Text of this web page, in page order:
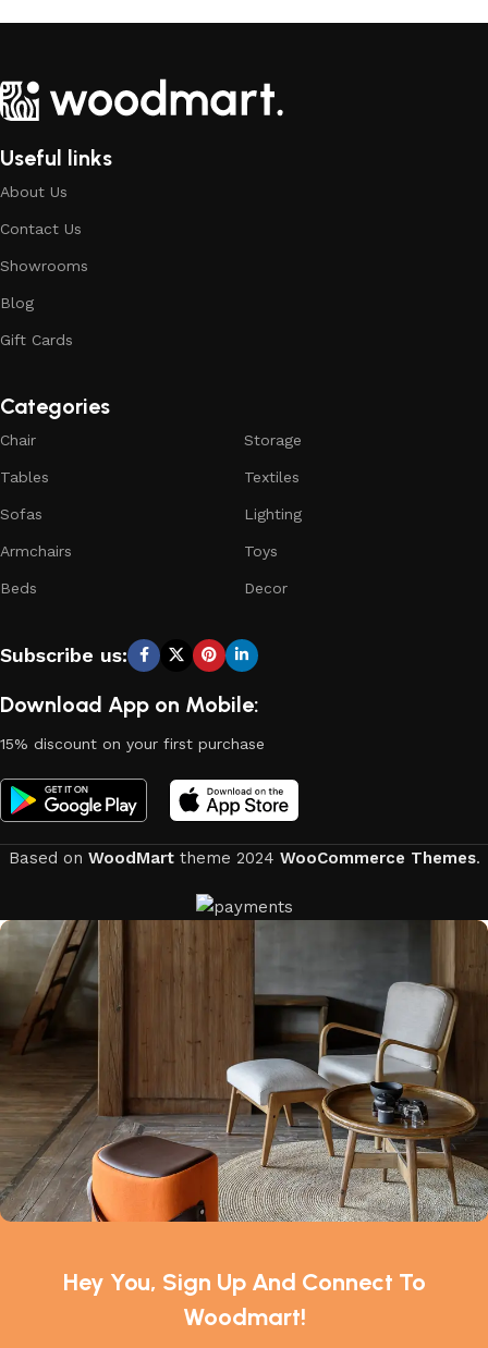
Useful links
About Us
Contact Us
Showrooms
Blog
Gift Cards
Categories
Chair
Tables
Sofas
Armchairs
Beds
Storage
Textiles
Lighting
Toys
Decor
Subscribe us:
Download App on Mobile:
15% discount on your first purchase
Based on WoodMarttheme 2024 WooCommerce Themes.
Hey You, Sign Up And Connect To
Woodmart!